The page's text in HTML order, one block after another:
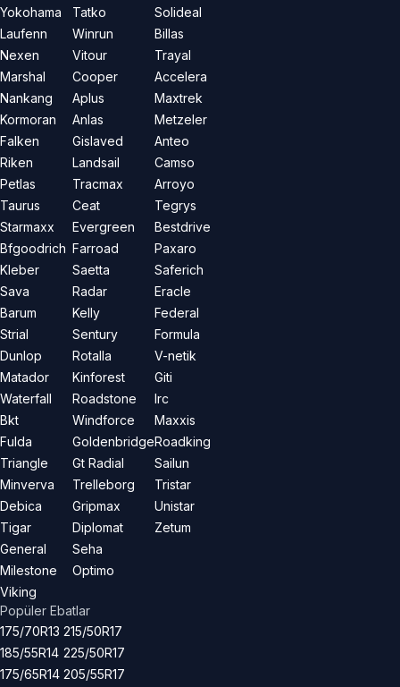
Yokohama
Laufenn
Nexen
Marshal
Nankang
Kormoran
Falken
Riken
Petlas
Taurus
Starmaxx
Bfgoodrich
Kleber
Sava
Barum
Strial
Dunlop
Matador
Waterfall
Bkt
Fulda
Triangle
Minverva
Debica
Tigar
General
Milestone
Viking
Tatko
Winrun
Vitour
Cooper
Aplus
Anlas
Gislaved
Landsail
Tracmax
Ceat
Evergreen
Farroad
Saetta
Radar
Kelly
Sentury
Rotalla
Kinforest
Roadstone
Windforce
Goldenbridge
Gt Radial
Trelleborg
Gripmax
Diplomat
Seha
Optimo
Solideal
Billas
Trayal
Accelera
Maxtrek
Metzeler
Anteo
Camso
Arroyo
Tegrys
Bestdrive
Paxaro
Saferich
Eracle
Federal
Formula
V-netik
Giti
Irc
Maxxis
Roadking
Sailun
Tristar
Unistar
Zetum
Popüler Ebatlar
175/70R13
185/55R14
175/65R14
215/50R17
225/50R17
205/55R17